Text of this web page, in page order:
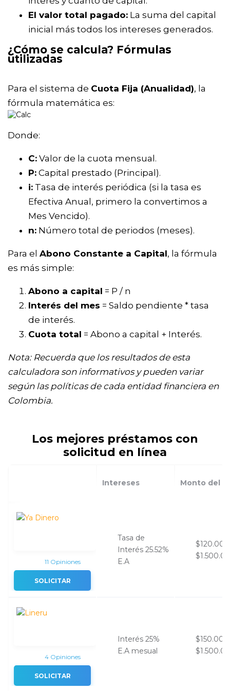
El valor total pagado: La suma del capital
inicial más todos los intereses generados.
¿Cómo se calcula? Fórmulas
utilizadas
Para el sistema de Cuota Fija (Anualidad), la
fórmula matemática es:
Donde:
C: Valor de la cuota mensual.
P: Capital prestado (Principal).
i: Tasa de interés periódica (si la tasa es
Efectiva Anual, primero la convertimos a
Mes Vencido).
n: Número total de periodos (meses).
Para el Abono Constante a Capital, la fórmula
es más simple:
Abono a capital = P / n
Interés del mes = Saldo pendiente * tasa
de interés.
Cuota total = Abono a capital + Interés.
Nota: Recuerda que los resultados de esta
calculadora son informativos y pueden variar
según las políticas de cada entidad financiera en
Colombia.
Los mejores préstamos con
solicitud en línea
Intereses Monto del
11 Opiniones
SOLICITAR
Tasa de
Interés 25.52%
E.A
4 Opiniones
SOLICITAR
Interés 25%
E.A mesual